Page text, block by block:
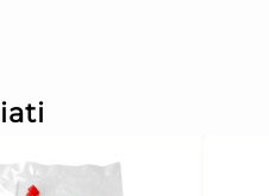
AGGIUNGI AL CARRELLO
10 Agosto